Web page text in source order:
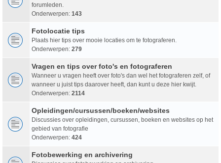
forumleden.
Onderwerpen: 143
Fotolocatie tips
Plaats hier tips over mooie locaties om te fotograferen.
Onderwerpen: 279
Vragen en tips over foto's en fotograferen
Wanneer u vragen heeft over foto's dan wel het fotograferen zelf, of
wanneer u juist tips daarover heeft, dan kunt u deze hier kwijt.
Onderwerpen: 2114
Opleidingen/cursussen/boeken/websites
Discussies over opleidingen, cursussen, boeken en websites op het
gebied van fotografie
Onderwerpen: 424
Fotobewerking en archivering